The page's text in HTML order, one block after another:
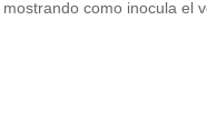
como inocula el